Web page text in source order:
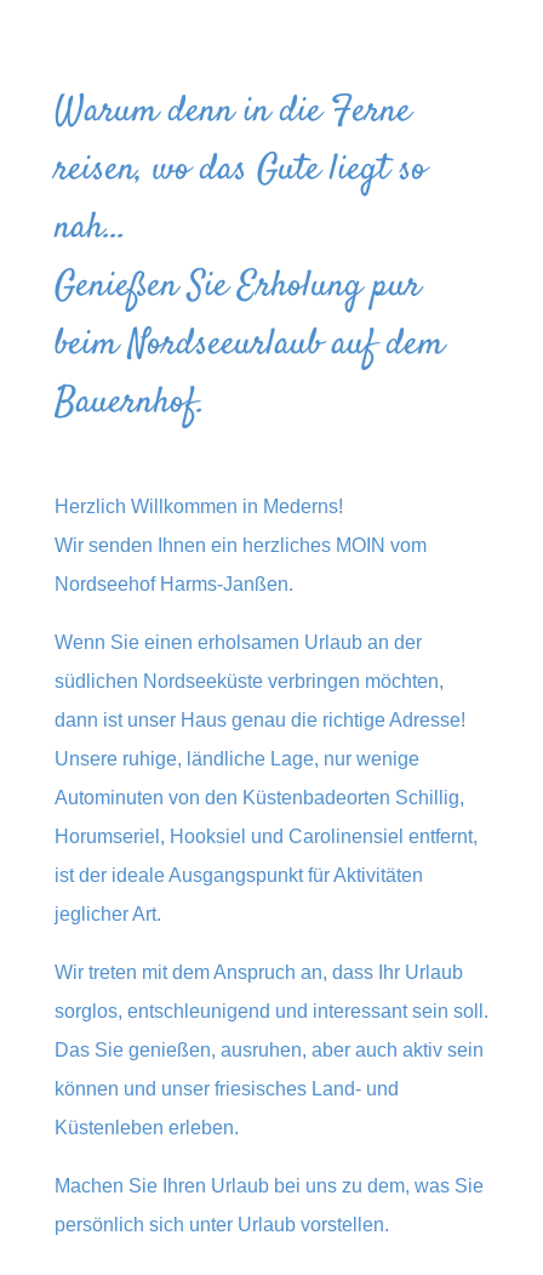
Warum denn in die Ferne
reisen, wo das Gute liegt so
nah…
Genießen Sie Erholung pur
beim Nordseeurlaub auf dem
Bauernhof.
Herzlich Willkommen in Mederns!
Wir senden Ihnen ein herzliches MOIN vom
Nordseehof Harms-Janßen.
Wenn Sie einen erholsamen Urlaub an der
südlichen Nordseeküste verbringen möchten,
dann ist unser Haus genau die richtige Adresse!
Unsere ruhige, ländliche Lage, nur wenige
Autominuten von den Küstenbadeorten Schillig,
Horumseriel, Hooksiel und Carolinensiel entfernt,
ist der ideale Ausgangspunkt für Aktivitäten
jeglicher Art.
Wir treten mit dem Anspruch an, dass Ihr Urlaub
sorglos, entschleunigend und interessant sein soll.
Das Sie genießen, ausruhen, aber auch aktiv sein
können und unser friesisches Land- und
Küstenleben erleben.
Machen Sie Ihren Urlaub bei uns zu dem, was Sie
persönlich sich unter Urlaub vorstellen.